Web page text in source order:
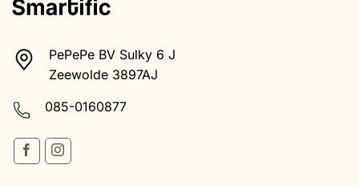
PePePe BV Sulky 6 J
Zeewolde 3897AJ
085-0160877